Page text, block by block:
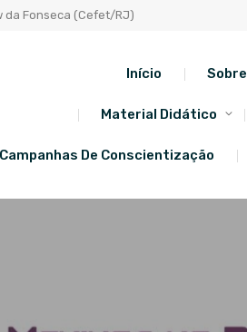
da Fonseca (Cefet/RJ)
Início Sobre
Material Didático
Campanhas De Conscientização